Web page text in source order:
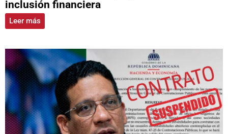
inclusión financiera
Leer más